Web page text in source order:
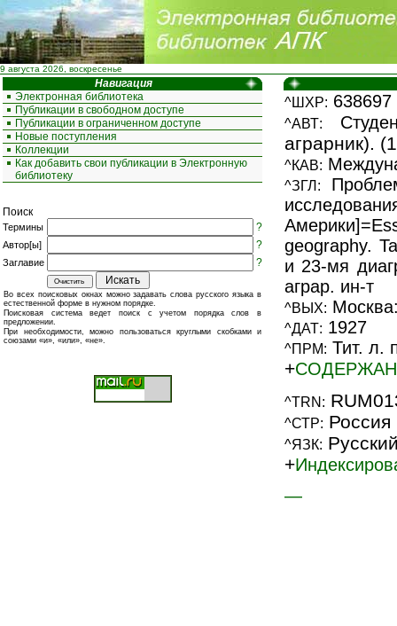
9 августа 2026, воскресенье
Навигация
Электронная библиотека
Публикации в свободном доступе
Публикации в ограниченном доступе
Новые поступления
Коллекции
Как добавить свои публикации в Электронную
библиотеку
Поиск
Термины ?
Автор[ы] ?
Заглавие ?
Во всех поисковых окнах можно задавать слова русского языка в
естественной форме в нужном порядке.
Поисковая система ведет поиск с учетом порядка слов в
предложении.
При необходимости, можно пользоваться круглыми скобками и
союзами «и», «или», «не».
^ШХР: 638697
^АВТ:
аграрник).
^КАВ:
^ЗГЛ:
geography.
и 23-мя
аграр. ин-т
^ВЫХ:
^ДАТ: 1927
^ПРМ: Тит. л.
+
^TRN:
^СТР: Россия
^ЯЗК:
+
—